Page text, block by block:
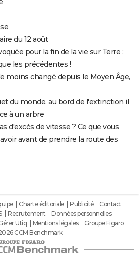
du 12 août
pour la fin de la vie sur Terre :
les précédentes !
moins changé depuis le Moyen Âge,
du monde, au bord de l'extinction il
à un arbre
d'excès de vitesse ? Ce que vous
avant de prendre la route des
Charte éditoriale Publicité
Contact
Recrutement
Données personnelles
Utiq Mentions légales
Groupe Figaro
CCM Benchmark